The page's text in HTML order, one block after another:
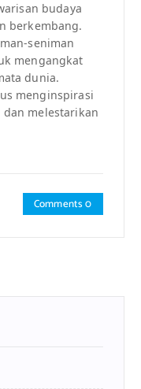
budaya
berkembang.
seniman
mengangkat
dunia.
menginspirasi
melestarikan
Comments 0